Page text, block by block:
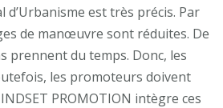
d’Urbanisme est très précis. Par
de manœuvre sont réduites. De
prennent du temps. Donc, les
les promoteurs doivent
PROMOTION intègre ces